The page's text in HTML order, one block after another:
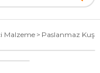
Malzeme Paslanmaz Kuş